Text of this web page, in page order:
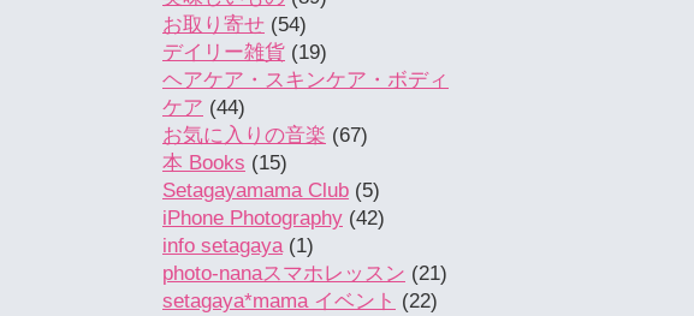
お取り寄せ (54)
デイリー雑貨 (19)
ヘアケア・スキンケア・ボディ
ケア (44)
お気に入りの音楽 (67)
本 Books (15)
Setagayamama Club (5)
iPhone Photography (42)
info setagaya(1)
photo-nanaスマホレッスン (21)
setagaya*mama イベント (22)